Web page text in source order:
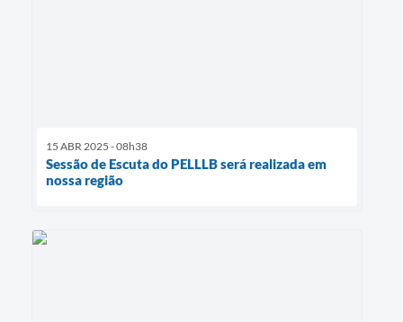
15 ABR 2025 - 08h38
Sessão de Escuta do PELLLB será realizada em
nossa região